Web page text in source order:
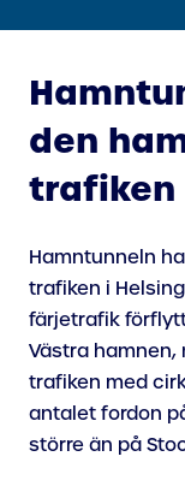
den
trafiken
Hamntunneln
trafiken i
färjetrafik
Västra
trafiken med
antalet fordon
större än på